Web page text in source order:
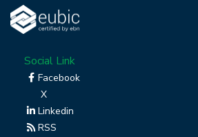
Social Link
Facebook
X
Linkedin
RSS